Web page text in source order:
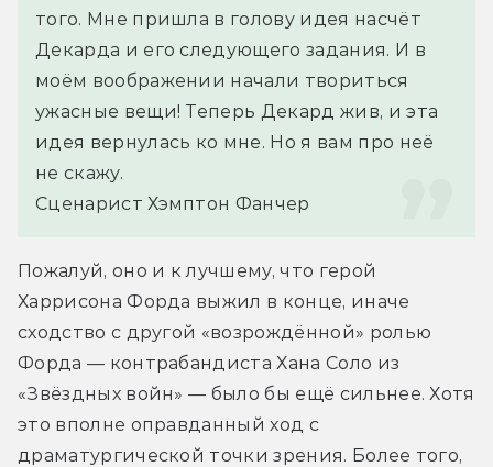
того. Мне пришла в голову идея насчёт
Декарда и его следующего задания. И в
моём воображении начали твориться
ужасные вещи! Теперь Декард жив, и эта
идея вернулась ко мне. Но я вам про неё
не скажу.
Сценарист Хэмптон Фанчер
Пожалуй, оно и к лучшему, что герой
Харрисона Форда выжил в конце, иначе
сходство с другой «возрождённой» ролью
Форда — контрабандиста Хана Соло из
«Звёздных войн» — было бы ещё сильнее. Хотя
это вполне оправданный ход с
драматургической точки зрения. Более того,